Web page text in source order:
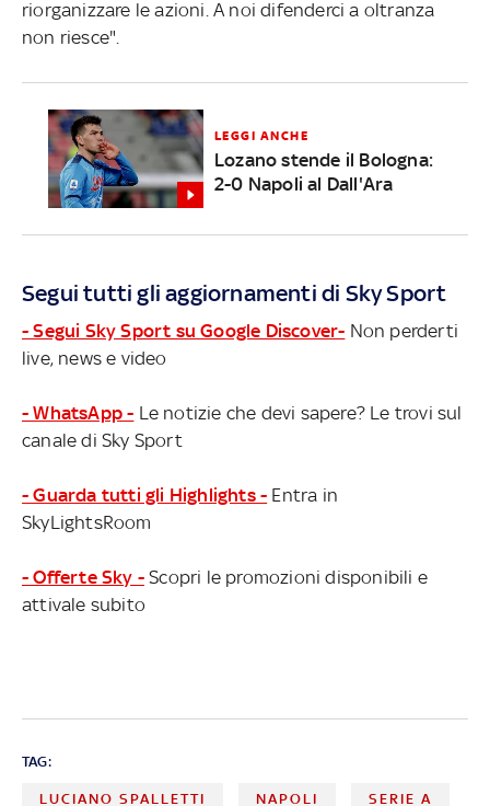
riorganizzare le azioni. A noi difenderci a oltranza
non riesce".
LEGGI ANCHE
Lozano stende il Bologna:
2-0 Napoli al Dall'Ara
Segui tutti gli aggiornamenti di Sky Sport
- Segui Sky Sport su Google Discover- Non perderti
live, news e video
- WhatsApp - Le notizie che devi sapere? Le trovi sul
canale di Sky Sport
- Guarda tutti gli Highlights - Entra in
SkyLightsRoom
- Offerte Sky - Scopri le promozioni disponibili e
attivale subito
TAG:
LUCIANO SPALLETTI NAPOLI SERIE A